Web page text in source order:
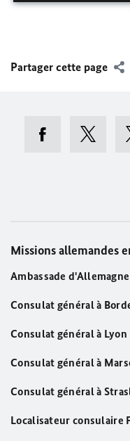
Partager cette page
Missions allemandes
Ambassade d'Allemagne
Consulat général à
Consulat général à Lyon
Consulat général à
Consulat général à
Localisateur consulaire